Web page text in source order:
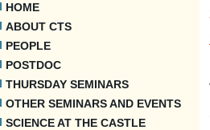
HOME
ABOUT CTS
PEOPLE
POSTDOC
THURSDAY SEMINARS
OTHER SEMINARS AND EVENTS
SCIENCE AT THE CASTLE